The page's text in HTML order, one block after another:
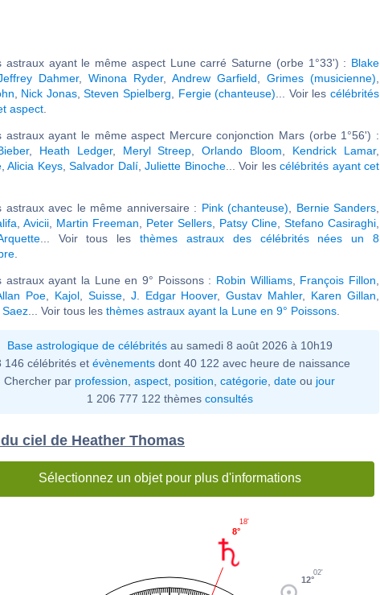
astraux ayant le même aspect Lune carré Saturne (orbe 1°33') : Blake
Dahmer, Winona Ryder, Andrew Garfield Grimes (musicienne)
Nick Jonas,Steven Spielberg Fergie (chanteuse) ... Voir lescélébrités
aspect
astraux ayant le même aspect Mercure conjonction Mars (orbe 1°56') :
, Heath Ledger, Meryl Streep ,Orlando Bloom Kendrick Lamar,
,Alicia Keys,Salvador Dalí,Juliette Binoche... Voir lescélébrités ayant cet
astraux avec le même anniversaire : Pink (chanteuse) Bernie Sanders
Avicii Martin Freeman Peter Sellers Patsy Cline Stefano Casiraghi
... Voir tous lesthèmes astraux des célébrités nées un 8
astraux ayant la Lune en 9° Poissons : Robin Williams, François Fillon
Poe, Kajol, Suisse, J. Edgar Hoover,Gustav Mahler, Karen Gillan
Saez ... Voir tous les thèmes astraux ayant la Lune en 9° Poissons
Base astrologique de célébritésau samedi 8 août 2026 à 10h19
146 célébrités et évènements dont 40 122 avec heure de naissance
Chercher par profession aspect position catégorie date ou jour
1 206 777 122 thèmes consultés
ciel de Heather Thomas
Sélectionnez un objet pour plus d'informations
12°
02'
8°
18'